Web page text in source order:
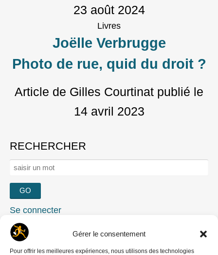
Gérer le consentement
Pour offrir les meilleures expériences, nous utilisons des technologies
23 août 2024
Livres
Joëlle Verbrugge
Photo de rue, quid du droit ?
Article de Gilles Courtinat publié le
14 avril 2023
RECHERCHER
Rechercher :
Se connecter
Mot de passe oublié ?
Créer un compte
Comment contribuer